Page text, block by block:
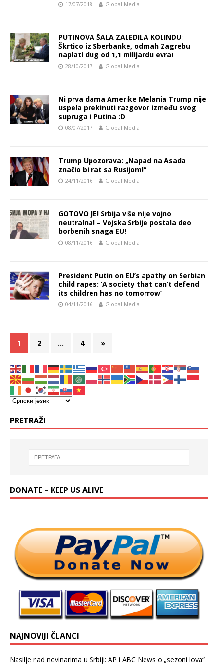
17/07/2018 Global Media
PUTINOVA ŠALA ZALEDILA KOLINDU:
Škrtico iz Sberbanke, odmah Zagrebu
naplati dug od 1,1 milijardu evra!
28/10/2017 Global Media
Ni prva dama Amerike Melania Trump nije
uspela prekinuti razgovor između svog
supruga i Putina :D
08/07/2017 Global Media
Trump Upozorava: „Napad na Asada
značio bi rat sa Rusijom!“
24/11/2016 Global Media
GOTOVO JE! Srbija više nije vojno
neutralna! – Vojska Srbije postala deo
borbenih snaga EU!
08/11/2016 Global Media
President Putin on EU’s apathy on Serbian
child rapes: ‘A society that can’t defend
its children has no tomorrow’
04/11/2016 Global Media
1 2 … 4 »
PRETRAŽI
DONATE – KEEP US ALIVE
NAJNOVIJI ČLANCI
Nasilje nad novinarima u Srbiji: AP i ABC News o „sezoni lova“